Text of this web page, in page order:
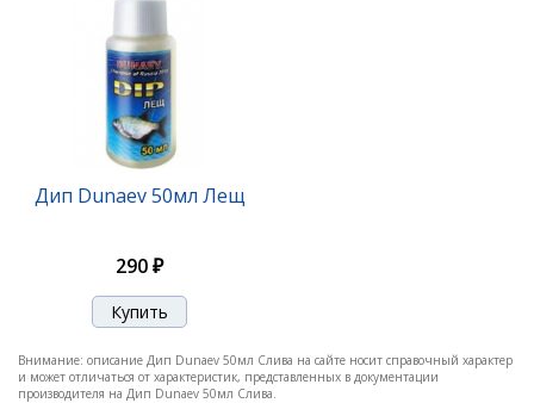
Дип Dunaev 50мл Лещ
290 ₽
Внимание: описание Дип Dunaev 50мл Слива на сайте носит справочный характер
и может отличаться от характеристик, представленных в документации
производителя на Дип Dunaev 50мл Слива.